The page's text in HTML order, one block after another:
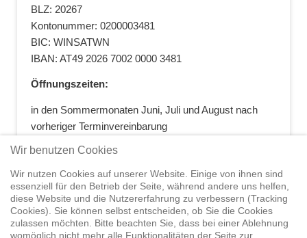
BLZ: 20267
Kontonummer: 0200003481
BIC: WINSATWN
IBAN: AT49 2026 7002 0000 3481
Öffnungszeiten:
in den Sommermonaten Juni, Juli und August nach
vorheriger Terminvereinbarung
Home Shop Trainings Segeltörns Service
Elvstrøm
Wir benutzen Cookies
Wir nutzen Cookies auf unserer Website. Einige von ihnen sind
essenziell für den Betrieb der Seite, während andere uns helfen,
diese Website und die Nutzererfahrung zu verbessern (Tracking
Cookies). Sie können selbst entscheiden, ob Sie die Cookies
zulassen möchten. Bitte beachten Sie, dass bei einer Ablehnung
womöglich nicht mehr alle Funktionalitäten der Seite zur